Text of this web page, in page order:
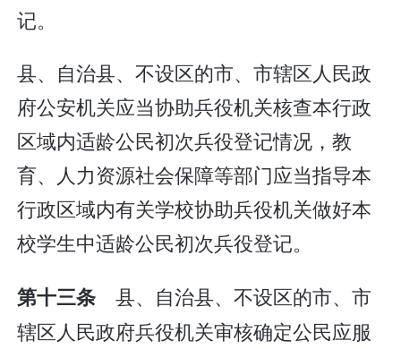
记。
县、自治县、不设区的市、市辖区人民政
府公安机关应当协助兵役机关核查本行政
区域内适龄公民初次兵役登记情况，教
育、人力资源社会保障等部门应当指导本
行政区域内有关学校协助兵役机关做好本
校学生中适龄公民初次兵役登记。
第十三条县、自治县、不设区的市、市
辖区人民政府兵役机关审核确定公民应服